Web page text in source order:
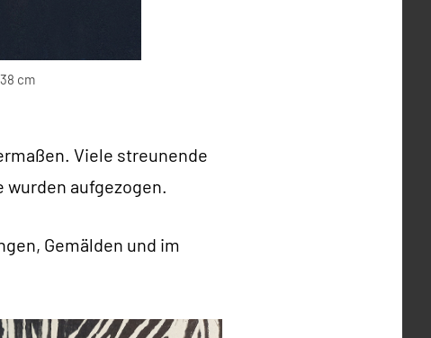
cm
Viele streunende
wurden aufgezogen.
Gemälden und im